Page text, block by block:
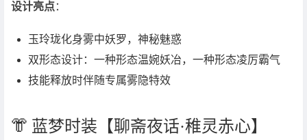
设计亮点：
玉玲珑化身雾中妖罗，神秘魅惑
双形态设计：一种形态温婉妖冶，一种形态凌厉霸气
技能释放时伴随专属雾隐特效
👘 蓝梦时装【聊斋夜话·稚灵赤心】